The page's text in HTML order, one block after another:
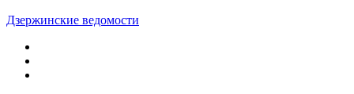
Дзержинские ведомости
ОБЩЕСТВЕННО-
ПОЛИТИЧЕСКАЯ